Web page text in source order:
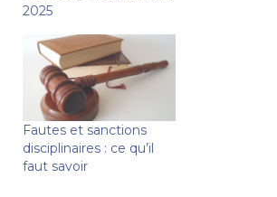
2025
Fautes et sanctions
disciplinaires : ce qu’il
faut savoir